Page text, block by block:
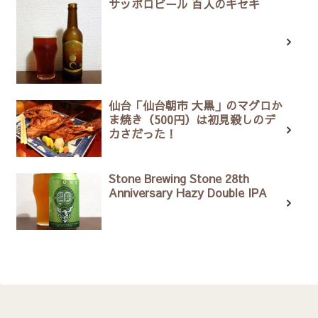
サッポロビール 百人のキセキ
仙台「仙台朝市 大黒」のマグロか
ま焼き（500円）は初見殺しのデ
カさだった！
Stone Brewing Stone 28th
Anniversary Hazy Double IPA